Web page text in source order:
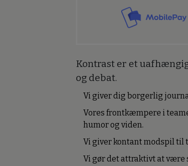
Kontrast er et
og debat.
Vi giver dig borgerlig
Vores frontkæmpere i
humor og viden.
Vi giver kontant modspil til
Vi gør det attraktivt at være